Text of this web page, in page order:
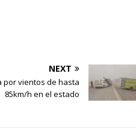
NEXT
por vientos de hasta
85km/h en el estado